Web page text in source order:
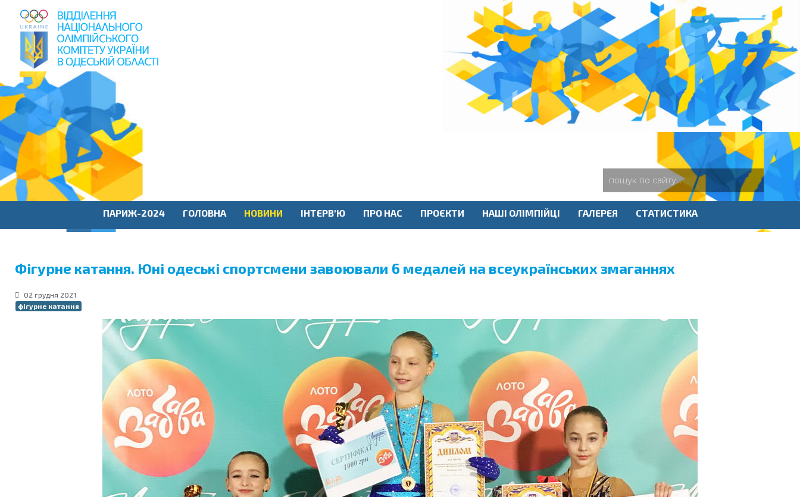
пошук
по
сайту
ПАРИЖ-2024 ГОЛОВНА НОВИНИ ІНТЕРВ'Ю ПРО НАС ПРОЄКТИ НАШІ ОЛІМПІЙЦІ ГАЛЕРЕЯ СТАТИСТИКА
Фігурне катання. Юні одеські спортсмени завоювали 6 медалей на всеукраїнських змаганнях
02 грудня 2021
фігурне катання